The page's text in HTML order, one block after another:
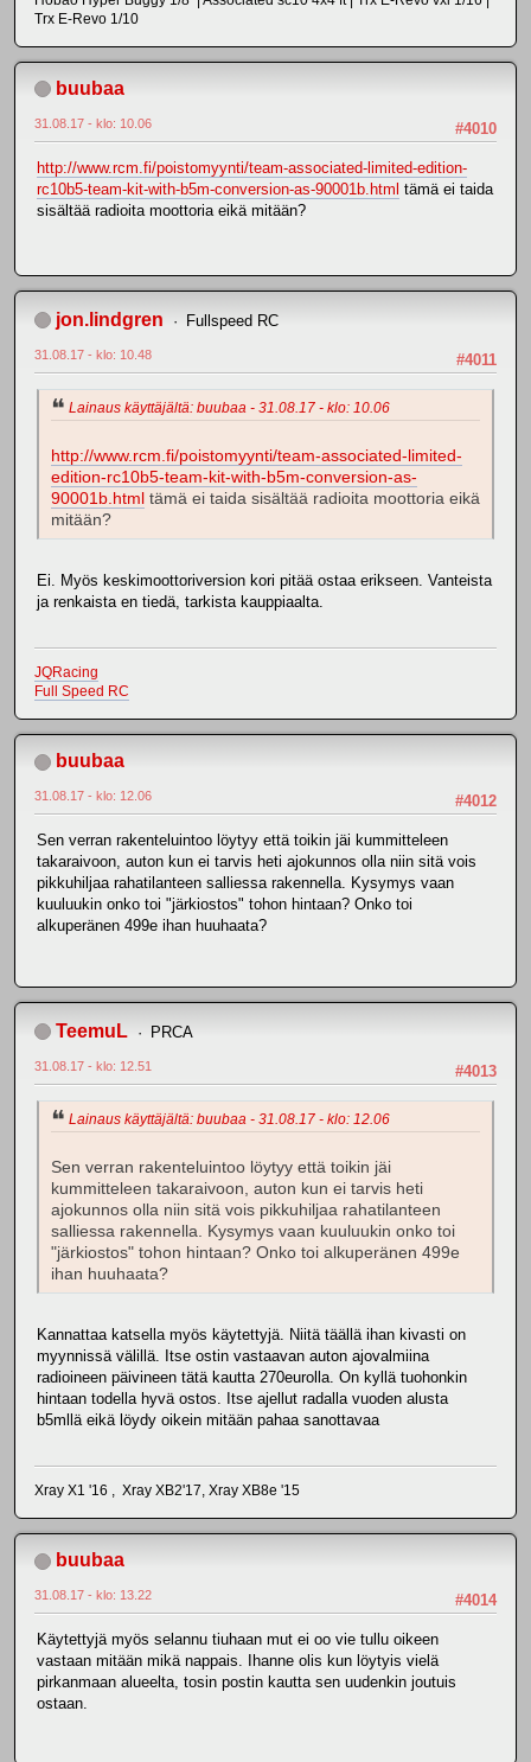
Trx E-Revo 1/10
buubaa
#4010
31.08.17 - klo: 10.06
http://www.rcm.fi/poistomyynti/team-associated-limited-edition-
rc10b5-team-kit-with-b5m-conversion-as-90001b.html tämä ei taida
sisältää radioita moottoria eikä mitään?
jon.lindgren Fullspeed RC
#4011
31.08.17 - klo: 10.48
Lainaus käyttäjältä: buubaa - 31.08.17 - klo: 10.06
http://www.rcm.fi/poistomyynti/team-associated-limited-
edition-rc10b5-team-kit-with-b5m-conversion-as-
90001b.html tämä ei taida sisältää radioita moottoria eikä
mitään?
Ei. Myös keskimoottoriversion kori pitää ostaa erikseen. Vanteista
ja renkaista en tiedä, tarkista kauppiaalta.
JQRacing
Full Speed RC
buubaa
#4012
31.08.17 - klo: 12.06
Sen verran rakenteluintoo löytyy että toikin jäi kummitteleen
takaraivoon, auton kun ei tarvis heti ajokunnos olla niin sitä vois
pikkuhiljaa rahatilanteen salliessa rakennella. Kysymys vaan
kuuluukin onko toi "järkiostos" tohon hintaan? Onko toi
alkuperänen 499e ihan huuhaata?
TeemuL PRCA
#4013
31.08.17 - klo: 12.51
Lainaus käyttäjältä: buubaa - 31.08.17 - klo: 12.06
Sen verran rakenteluintoo löytyy että toikin jäi
kummitteleen takaraivoon, auton kun ei tarvis heti
ajokunnos olla niin sitä vois pikkuhiljaa rahatilanteen
salliessa rakennella. Kysymys vaan kuuluukin onko toi
"järkiostos" tohon hintaan? Onko toi alkuperänen 499e
ihan huuhaata?
Kannattaa katsella myös käytettyjä. Niitä täällä ihan kivasti on
myynnissä välillä. Itse ostin vastaavan auton ajovalmiina
radioineen päivineen tätä kautta 270eurolla. On kyllä tuohonkin
hintaan todella hyvä ostos. Itse ajellut radalla vuoden alusta
b5mllä eikä löydy oikein mitään pahaa sanottavaa
Xray X1 '16 , Xray XB2'17, Xray XB8e '15
buubaa
#4014
31.08.17 - klo: 13.22
Käytettyjä myös selannu tiuhaan mut ei oo vie tullu oikeen
vastaan mitään mikä nappais. Ihanne olis kun löytyis vielä
pirkanmaan alueelta, tosin postin kautta sen uudenkin joutuis
ostaan.